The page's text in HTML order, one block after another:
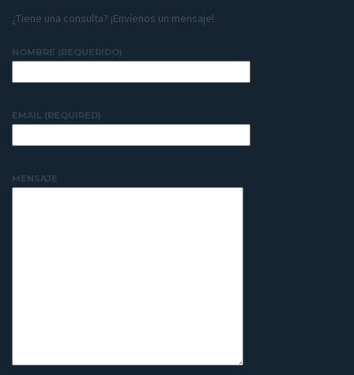
¿Tiene una consulta? ¡Envíenos un mensaje!
NOMBRE (REQUERIDO)
EMAIL (REQUIRED)
MENSAJE